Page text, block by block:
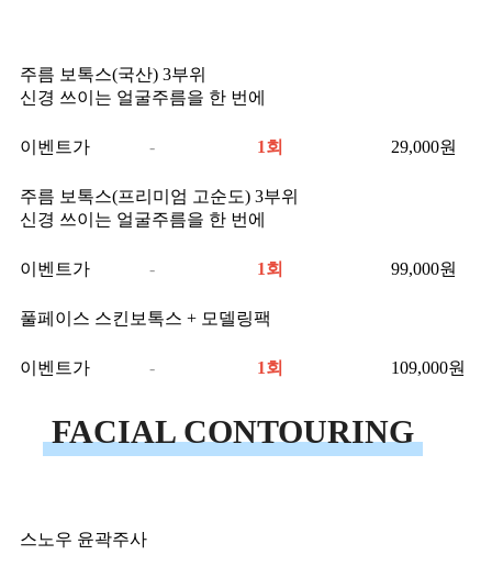
주름 보톡스(국산) 3부위
신경 쓰이는 얼굴주름을 한 번에
이벤트가 - 1회 29,000원
주름 보톡스(프리미엄 고순도) 3부위
신경 쓰이는 얼굴주름을 한 번에
이벤트가 - 1회 99,000원
풀페이스 스킨보톡스 + 모델링팩
이벤트가 - 1회 109,000원
FACIAL CONTOURING
스노우 윤곽주사